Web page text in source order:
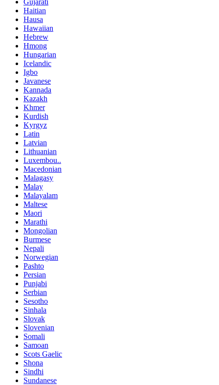
Gujarati
Haitian
Hausa
Hawaiian
Hebrew
Hmong
Hungarian
Icelandic
Igbo
Javanese
Kannada
Kazakh
Khmer
Kurdish
Kyrgyz
Latin
Latvian
Lithuanian
Luxembou..
Macedonian
Malagasy
Malay
Malayalam
Maltese
Maori
Marathi
Mongolian
Burmese
Nepali
Norwegian
Pashto
Persian
Punjabi
Serbian
Sesotho
Sinhala
Slovak
Slovenian
Somali
Samoan
Scots Gaelic
Shona
Sindhi
Sundanese